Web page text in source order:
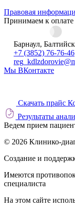
Правовая
Принимаем к оплате
Барнаул,
+7 (3852) 76-76-46
Мы ВКонтакте
Скачать прайс
Результаты
Ведем прием
© 2026 Клинико-
Создание и
Имеются
специалиста
На этом сайте